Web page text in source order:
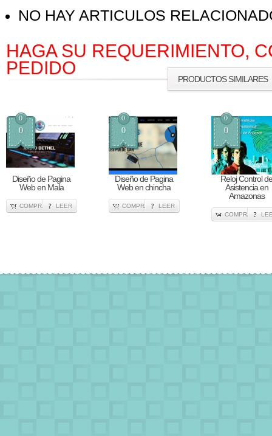
NO HAY ARTICULOS
HAGA SU REQUERIMIENTO,
PEDIDO
PRODUCTOS SIMILARES
0
0
Diseño de Pagina
Web en Mala
COMPRA LEER
0
0
Diseño de Pagina
Web en chincha
COMPRA LEER
0
0
Reloj Control
Asistencia en
Amazonas
COMPRA